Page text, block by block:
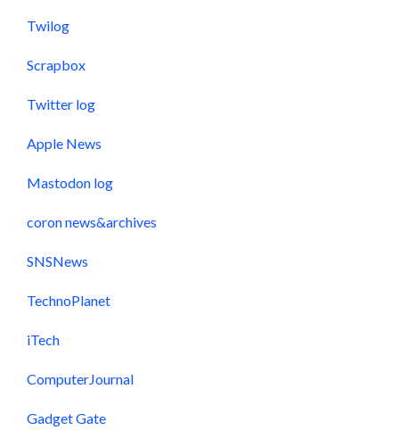
Twilog
Scrapbox
Twitter log
Apple News
Mastodon log
coron news&archives
SNSNews
TechnoPlanet
iTech
ComputerJournal
Gadget Gate